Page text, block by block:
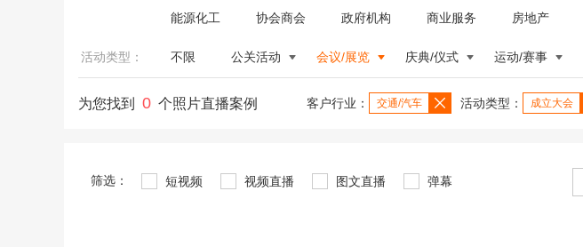
能源化工 协会商会 政府机构 商业服务 房地产
活动类型： 不限 公关活动 会议/展览 庆典/仪式 运动/赛事
为您找到 0 个照片直播案例 客户行业： 交通/汽车 活动类型： 成立大会
筛选： 短视频 视频直播 图文直播 弹幕